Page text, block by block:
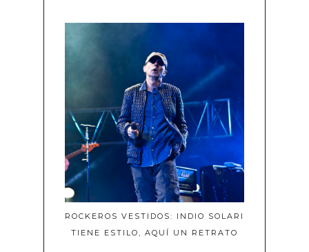
ROCKEROS VESTIDOS: INDIO SOLARI
TIENE ESTILO, AQUÍ UN RETRATO